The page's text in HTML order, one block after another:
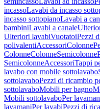
incassoLavabi da incasso
incasso sottopianoLavabi a
bambiniLavabi a canale
Ulteriori lavabiVuotatoiPezzi
polivalentiAccessoriColonne
ColonneColonneSemicolonne
SemicolonneAccessoriTappi
lavabo con mobile sottolavabo
sottolavaboPezzi di ricambio
sottolavaboMobili per bagno
Mobili sottolavaboPer
lavamaniPer lavabiPezzi di